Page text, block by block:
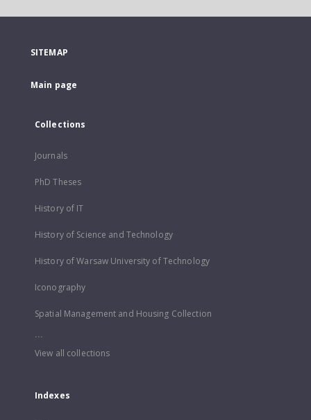
SITEMAP
Main page
Collections
Journals
PhD Theses
History of IT
History of Science and Technology
History of Warsaw University of Technology
Iconography
Spatial Management and Housing Collection
...
View all collections
Indexes